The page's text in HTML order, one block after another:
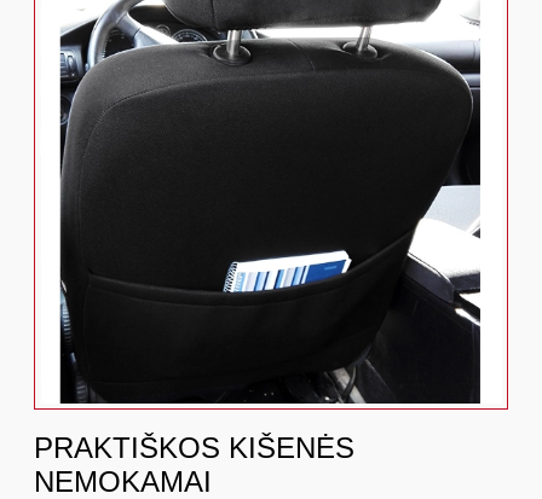
PRAKTIŠKOS KIŠENĖS
NEMOKAMAI